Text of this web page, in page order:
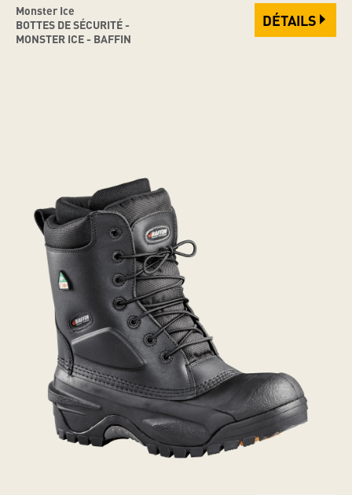
Monster Ice
BOTTES DE SÉCURITÉ -
MONSTER ICE - BAFFIN
DÉTAILS